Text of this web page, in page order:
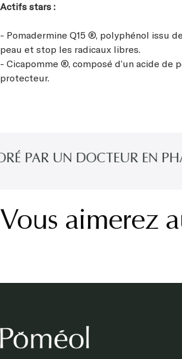
Actifs stars :
- Pomadermine Q15 ®, polyphénol issu
peau et stop les radicaux libres.
- Cicapomme ®, composé d’un acide
protecteur.
UN DOCTEUR EN
Vous aimerez